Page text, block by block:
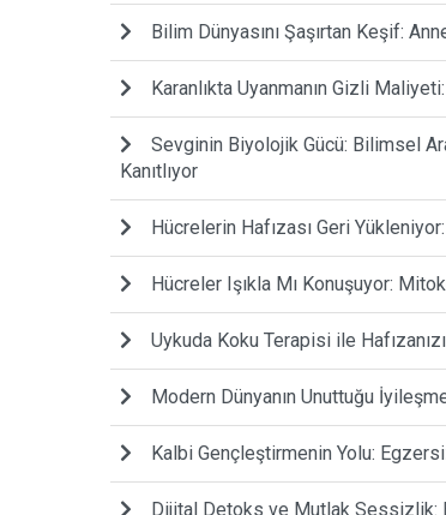
Bilim Dünyasını Şaşırtan Keşif:
Karanlıkta Uyanmanın Gizli
Sevginin Biyolojik Gücü: Bilimsel
Kanıtlıyor
Hücrelerin Hafızası Geri
Hücreler Işıkla Mı Konuşuyor:
Uykuda Koku Terapisi ile
Modern Dünyanın Unuttuğu
Kalbi Gençleştirmenin Yolu:
Dijital Detoks ve Mutlak Sessizlik: